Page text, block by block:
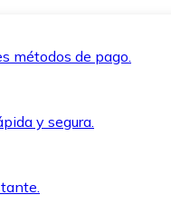
métodos de pago.
y segura.